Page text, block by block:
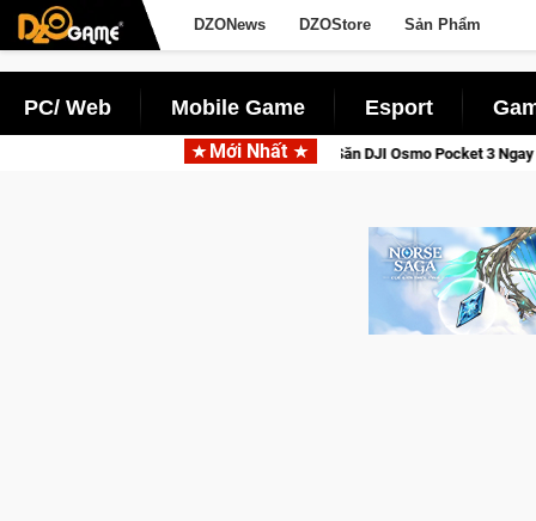
DZONews DZOStore Sản Phẩm
PC/ Web Mobile Game Esport
Mới Nhất
Saga: Cửu Giới Thức Tỉnh, Săn DJI Osmo Pocket 3 Ngay Hôm Nay